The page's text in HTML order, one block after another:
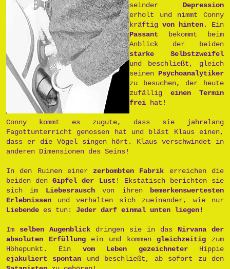
seinder Depression
erholt und nimmt Conny
kräftig von hinten. Ein
Passant bekommt beim
Anblick der beiden
starke Selbstzweifel
und beschließt, gleich
seinen Psychoanalytiker
zu besuchen, der heute
zufällig einen Termin
frei hat!
Conny kommt es zugute, dass sie jahrelang
Fagottunterricht genossen hat und bläst Klaus einen,
dass er die Vögel singen hört. Klaus verschwindet in
anderen Dimensionen des Seins!
In den Ruinen einer zerbombten Fabrik erreichen die
beiden denGipfel der Lust ! Ekstatisch berichten sie
sich im Liebesrauschvon ihren bemerkenswertesten
Erlebnissen und verhalten sich zueinander, wie nur
Liebende es tun: Jeder darf einmal unten liegen!
Im selben Augenblick dringen sie in das Nirvana der
absoluten Erfüllungein und kommengleichzeitig zum
Höhepunkt. Ein vom Leben gezeichneterHippie
ejakuliert spontan und beschließt, ab sofort zu den